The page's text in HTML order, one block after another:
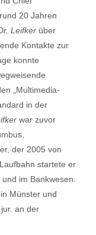
rund 20 Jahren
Leifker über
Kontakte zur
konnte
„Multimedia-
in der
war zuvor
der 2005 von
startete er
im Bankwesen.
Münster und
an der